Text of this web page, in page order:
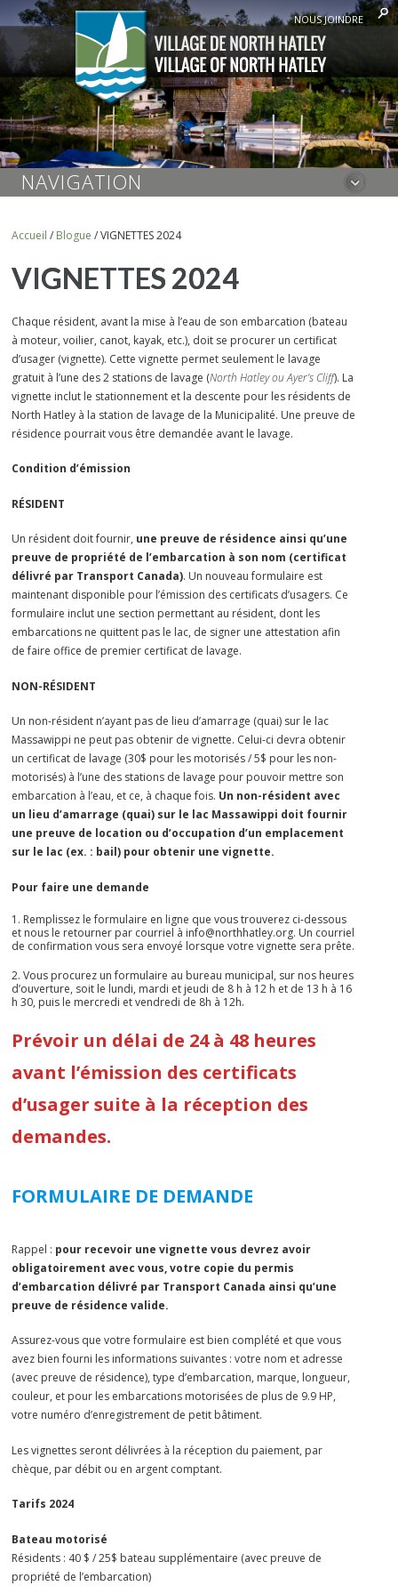
NOUS JOINDRE
NAVIGATION
Accueil / Blogue /VIGNETTES 2024
VIGNETTES 2024
Chaque résident, avant la mise à l’eau de son embarcation (bateau
à moteur, voilier, canot, kayak, etc.), doit se procurer un certificat
d’usager (vignette). Cette vignette permet seulement le lavage
gratuit à l’une des 2 stations de lavage (North Hatley ou Ayer’s Cliff). La
vignette inclut le stationnement et la descente pour les résidents de
North Hatley à la station de lavage de la Municipalité. Une preuve de
résidence pourrait vous être demandée avant le lavage.
Condition d’émission
RÉSIDENT
Un résident doit fournir, une preuve de résidence ainsi qu’une
preuve de propriété de l’embarcation à son nom (certificat
délivré par Transport Canada). Un nouveau formulaire est
maintenant disponible pour l’émission des certificats d’usagers. Ce
formulaire inclut une section permettant au résident, dont les
embarcations ne quittent pas le lac, de signer une attestation afin
de faire office de premier certificat de lavage.
NON-RÉSIDENT
Un non-résident n’ayant pas de lieu d’amarrage (quai) sur le lac
Massawippi ne peut pas obtenir de vignette. Celui-ci devra obtenir
un certificat de lavage (30$ pour les motorisés / 5$ pour les non-
motorisés) à l’une des stations de lavage pour pouvoir mettre son
embarcation à l’eau, et ce, à chaque fois. Un non-résident avec
un lieu d’amarrage (quai) sur le lac Massawippi doit fournir
une preuve de location ou d’occupation d’un emplacement
sur le lac (ex. : bail) pour obtenir une vignette.
Pour faire une demande
Remplissez le formulaire en ligne que vous trouverez ci-dessous
et nous le retourner par courriel à info@northhatley.org. Un courriel
de confirmation vous sera envoyé lorsque votre vignette sera prête.
Vous procurez un formulaire au bureau municipal, sur nos heures
d’ouverture, soit le lundi, mardi et jeudi de 8 h à 12 h et de 13 h à 16
h 30, puis le mercredi et vendredi de 8h à 12h.
Prévoir un délai de 24 à 48 heures
avant l’émission des certificats
d’usager suite à la réception des
demandes.
FORMULAIRE DE DEMANDE
Rappel : pour recevoir une vignette vous devrez avoir
obligatoirement avec vous, votre copie du permis
d’embarcation délivré par Transport Canada ainsi qu’une
preuve de résidence valide.
Assurez-vous que votre formulaire est bien complété et que vous
avez bien fourni les informations suivantes : votre nom et adresse
(avec preuve de résidence), type d’embarcation, marque, longueur,
couleur, et pour les embarcations motorisées de plus de 9.9 HP,
votre numéro d’enregistrement de petit bâtiment.
Les vignettes seront délivrées à la réception du paiement, par
chèque, par débit ou en argent comptant.
Tarifs 2024
Bateau motorisé
Résidents : 40 $ / 25$ bateau supplémentaire (avec preuve de
propriété de l’embarcation)